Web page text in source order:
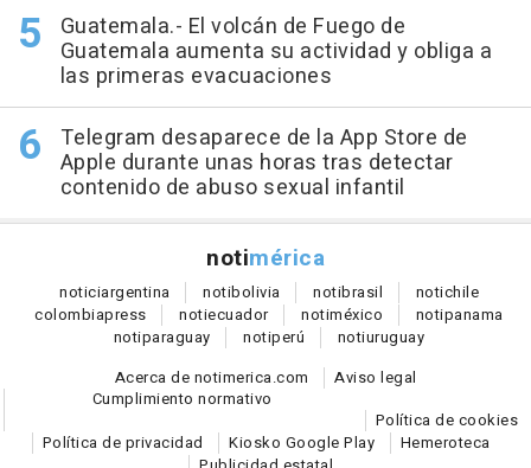
Guatemala.- El volcán de Fuego de
Guatemala aumenta su actividad y obliga a
las primeras evacuaciones
Telegram desaparece de la App Store de
Apple durante unas horas tras detectar
contenido de abuso sexual infantil
notimérica
noticiargentina notibolivia notibrasil notichile
colombiapress notiecuador notiméxico notipanama
notiparaguay notiperú notiuruguay
Acerca de notimerica.com
Aviso legal
Cumplimiento normativo
Política de cookies
Política de privacidad
Kiosko Google Play
Hemeroteca